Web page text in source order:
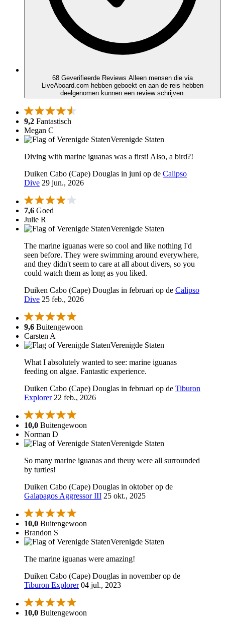
68 Geverifieerde Reviews Alleen mensen die via
LiveAboard.com hebben geboekt en aan de reis hebben
deelgenomen kunnen een review schrijven.
9,2 Fantastisch
Megan C
Verenigde Staten
Diving with marine iguanas was a first! Also, a bird?!
Duiken Cabo (Cape) Douglas in juni op de Calipso
Dive 29 jun., 2026
7,6 Goed
Julie R
Verenigde Staten
The marine iguanas were so cool and like nothing I'd
seen before. They were swimming around everywhere,
and they didn't seem to care at all about divers, so you
could watch them as long as you liked.
Duiken Cabo (Cape) Douglas in februari op de Calipso
Dive 25 feb., 2026
9,6 Buitengewoon
Carsten A
Verenigde Staten
What I absolutely wanted to see: marine iguanas
feeding on algae. Fantastic experience.
Duiken Cabo (Cape) Douglas in februari op de Tiburon
Explorer 22 feb., 2026
10,0 Buitengewoon
Norman D
Verenigde Staten
So many marine iguanas and theuy were all surrounded
by turtles!
Duiken Cabo (Cape) Douglas in oktober op de
Galapagos Aggressor III 25 okt., 2025
10,0 Buitengewoon
Brandon S
Verenigde Staten
The marine iguanas were amazing!
Duiken Cabo (Cape) Douglas in november op de
Tiburon Explorer 04 jul., 2023
10,0 Buitengewoon